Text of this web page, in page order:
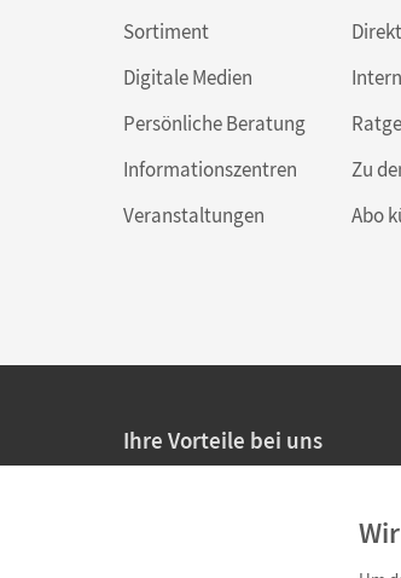
Sortiment
Digitale Medien
Persönliche Beratung
Informationszentren
Veranstaltungen
Zu
Abo
Ihre Vorteile bei uns
Persönliche Angebote für